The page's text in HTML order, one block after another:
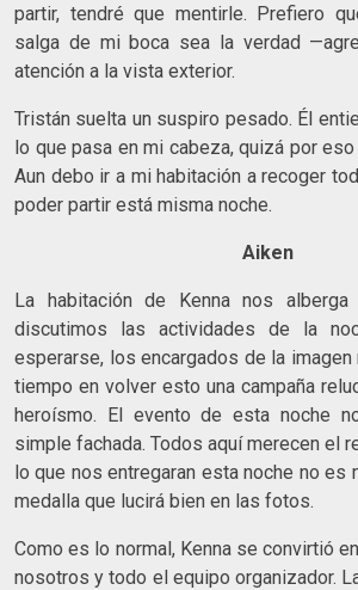
partir, tendré que mentirle. Prefiero
salga de mi boca sea la verdad
atención a la vista exterior.
Tristán suelta un suspiro pesado. Él
lo que pasa en mi cabeza, quizá por
Aun debo ir a mi habitación a recoger
poder partir está misma noche.
Aiken
La habitación de Kenna nos
discutimos las actividades de la
esperarse, los encargados de la
tiempo en volver esto una campaña
heroísmo. El evento de esta noche
simple fachada. Todos aquí merecen el
lo que nos entregaran esta noche no es
medalla que lucirá bien en las fotos.
Como es lo normal, Kenna se convirtió
nosotros y todo el equipo organizador.